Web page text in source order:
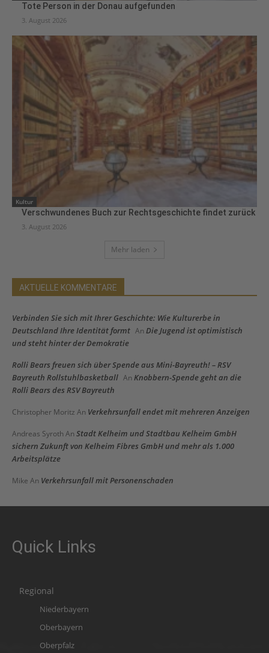
Tote Person in der Donau aufgefunden
3. August 2026
Kultur
Verschwundenes Buch zur Rechtsgeschichte findet zurück
3. August 2026
Mehr laden
AKTUELLE KOMMENTARE
Verbinden Sie sich mit Ihrer Geschichte: Wie Kulturerbe in
Deutschland Ihre Identität formt An Die Jugend ist optimistisch
und steht hinter der Demokratie
Rolli Bears freuen sich über Spende aus Mini-Bayreuth! – RSV
Bayreuth Rollstuhlbasketball An Knobbern-Spende geht an die
Rolli Bears des RSV Bayreuth
Christopher Moritz An Verkehrsunfall endet mit mehreren Anzeigen
Andreas Syroth An Stadt Kelheim und Stadtbau Kelheim GmbH
sichern Zukunft von Kelheim Fibres GmbH und mehr als 1.000
Arbeitsplätze
Mike An Verkehrsunfall mit Personenschaden
Quick Links
Regional
Niederbayern
Oberbayern
Oberpfalz